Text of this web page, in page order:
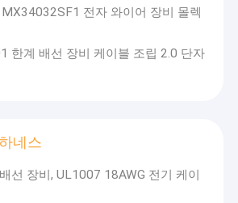
전자 와이어 장비 몰렉
한계 배선 장비 케이블 조립 2.0 단자
네스
선 장비, UL1007 18AWG 전기 케이